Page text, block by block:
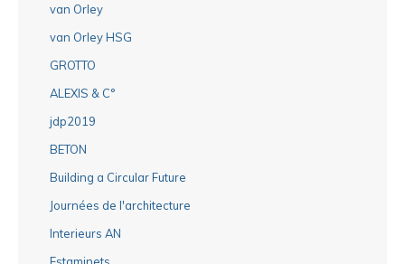
van Orley
van Orley HSG
GROTTO
ALEXIS & C°
jdp2019
BETON
Building a Circular Future
Journées de l'architecture
Interieurs AN
Estaminets